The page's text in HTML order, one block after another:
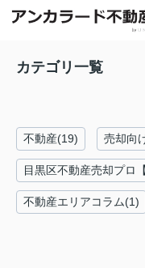
カテゴリ一覧
不動産(19) 売却向
目黒区不動産売却プロ
不動産エリアコラム(1)